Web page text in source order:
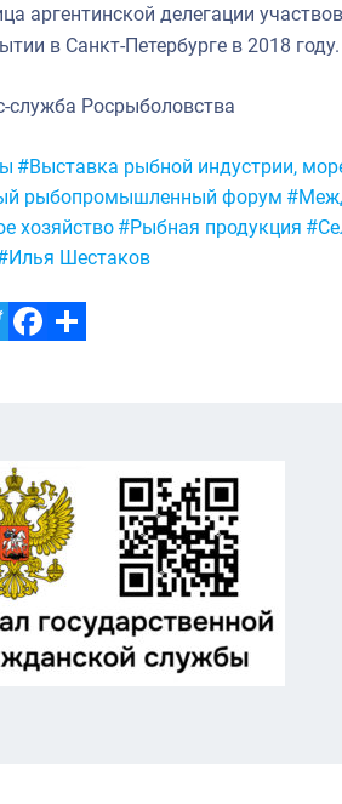
аргентинской делегации
в Санкт-Петербурге в 2018 году.
служба Росрыболовства
#Выставка рыбной индустрии,
рыбопромышленный форум
хозяйство #Рыбная продукция
Шестаков